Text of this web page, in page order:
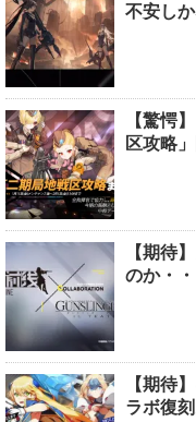
不安し
【驚愕
区攻
【期待
のか・・
【期待
ラボ復